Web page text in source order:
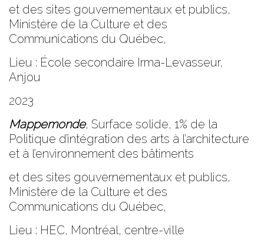
et des sites gouvernementaux et publics,
Ministère de la Culture et des
Communications du Québec,
Lieu : École secondaire Irma-Levasseur,
Anjou
2023
Mappemonde, Surface solide, 1% de la
Politique d’intégration des arts à l’architecture
et à l’environnement des bâtiments
et des sites gouvernementaux et publics,
Ministère de la Culture et des
Communications du Québec,
Lieu : HEC, Montréal, centre-ville